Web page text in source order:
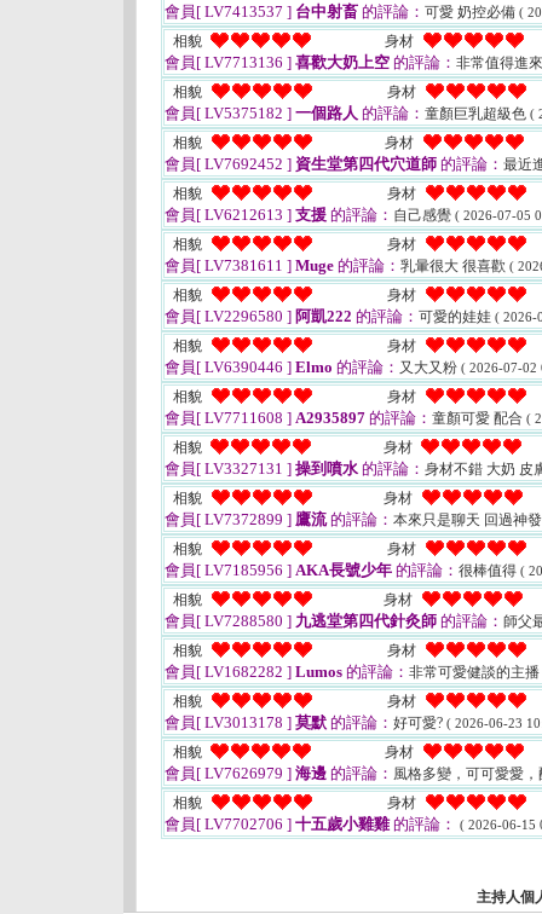
會員[ LV7413537 ] 台中射畜 的評論： 可愛 奶控必備 (
相貌 身材
會員[ LV7713136 ] 喜歡大奶上空 的評論： 非常值得進
相貌
身材
會員[ LV5375182 ] 一個路人 的評論： 童顏巨乳超級色 (
相貌 身材
會員[ LV7692452 ] 資生堂第四代穴道師 的評論： 最近
相貌
身材
會員[ LV6212613 ] 支援 的評論： 自己感覺 ( 2026-07-05
相貌 身材
會員[ LV7381611 ] Muge 的評論： 乳暈很大 很喜歡 (
相貌 身材
會員[ LV2296580 ] 阿凱222 的評論： 可愛的娃娃 ( 2026-
相貌 身材
會員[ LV6390446 ] Elmo 的評論： 又大又粉 ( 2026-07-02
相貌 身材
會員[ LV7711608 ] A2935897 的評論： 童顏可愛 配合 (
相貌 身材
會員[ LV3327131 ] 操到噴水 的評論： 身材不錯 大奶 皮
相貌
身材
會員[ LV7372899 ] 鷹流的評論： 本來只是聊天 回過神
相貌
身材
會員[ LV7185956 ] AKA長號少年 的評論： 很棒值得 (
相貌 身材
會員[ LV7288580 ] 九逃堂第四代針灸師 的評論： 師父
相貌
身材
會員[ LV1682282 ] Lumos 的評論： 非常可愛健談的主播
相貌
身材
會員[ LV3013178 ] 莫默 的評論： 好可愛? ( 2026-06-23
相貌 身材
會員[ LV7626979 ] 海邊 的評論： 風格多變，可可愛愛
相貌
身材
會員[ LV7702706 ] 十五歲小雞雞的評論： ( 2026-06-15
主持人個